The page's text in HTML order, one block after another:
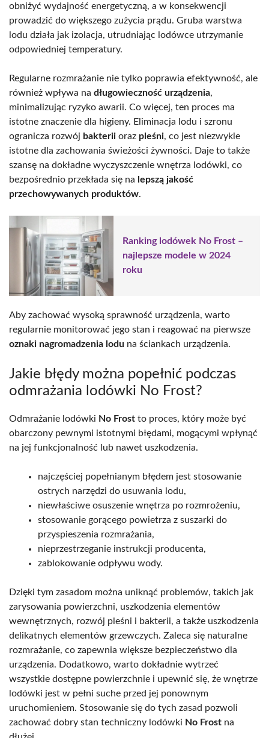
obniżyć wydajność energetyczną, a w konsekwencji
prowadzić do większego zużycia prądu. Gruba warstwa
lodu działa jak izolacja, utrudniając lodówce utrzymanie
odpowiedniej temperatury.
Regularne rozmrażanie nie tylko poprawia efektywność, ale
również wpływa na długowieczność urządzenia,
minimalizując ryzyko awarii. Co więcej, ten proces ma
istotne znaczenie dla higieny. Eliminacja lodu i szronu
ogranicza rozwój bakterii oraz pleśni, co jest niezwykle
istotne dla zachowania świeżości żywności. Daje to także
szansę na dokładne wyczyszczenie wnętrza lodówki, co
bezpośrednio przekłada się na lepszą jakość
przechowywanych produktów.
Ranking lodówek No Frost –
najlepsze modele w 2024
roku
Aby zachować wysoką sprawność urządzenia, warto
regularnie monitorować jego stan i reagować na pierwsze
oznaki nagromadzenia lodu na ściankach urządzenia.
Jakie błędy można popełnić podczas
odmrażania lodówki No Frost?
Odmrażanie lodówki No Frost to proces, który może być
obarczony pewnymi istotnymi błędami, mogącymi wpłynąć
na jej funkcjonalność lub nawet uszkodzenia.
najczęściej popełnianym błędem jest stosowanie
ostrych narzędzi do usuwania lodu,
niewłaściwe osuszenie wnętrza po rozmrożeniu,
stosowanie gorącego powietrza z suszarki do
przyspieszenia rozmrażania,
nieprzestrzeganie instrukcji producenta,
zablokowanie odpływu wody.
Dzięki tym zasadom można uniknąć problemów, takich jak
zarysowania powierzchni, uszkodzenia elementów
wewnętrznych, rozwój pleśni i bakterii, a także uszkodzenia
delikatnych elementów grzewczych. Zaleca się naturalne
rozmrażanie, co zapewnia większe bezpieczeństwo dla
urządzenia. Dodatkowo, warto dokładnie wytrzeć
wszystkie dostępne powierzchnie i upewnić się, że wnętrze
lodówki jest w pełni suche przed jej ponownym
uruchomieniem. Stosowanie się do tych zasad pozwoli
zachować dobry stan techniczny lodówki No Frost na